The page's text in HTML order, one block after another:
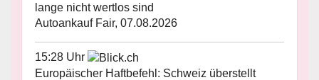
lange nicht wertlos sind
Autoankauf Fair, 07.08.2026
15:28 Uhr
Europäischer Haftbefehl: Schweiz überstellt